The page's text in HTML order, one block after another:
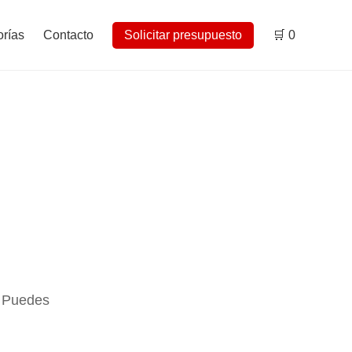
Contacto Solicitar presupuesto 🛒 0